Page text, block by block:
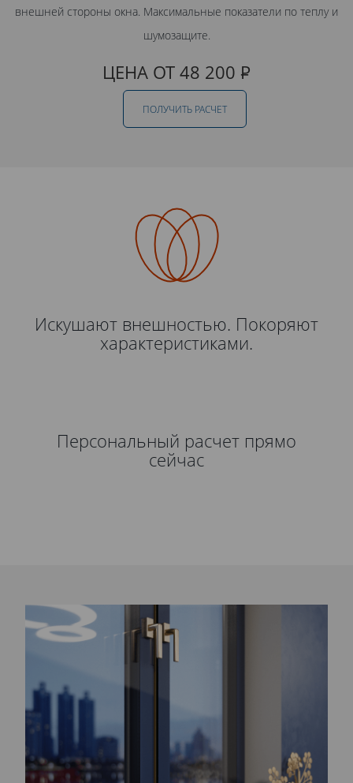
внешней стороны окна. Максимальные показатели по теплу и
шумозащите.
ЦЕНА ОТ 48 200 Р
ПОЛУЧИТЬ РАСЧЕТ
Искушают внешностью. Покоряют
характеристиками.
Персональный расчет прямо
сейчас